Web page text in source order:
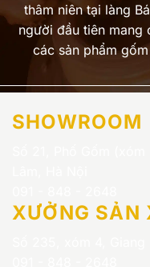
thâm niên tại làng
người đầu tiên mang
các sản phẩm
SHOWROOM
XƯỞNG SẢN